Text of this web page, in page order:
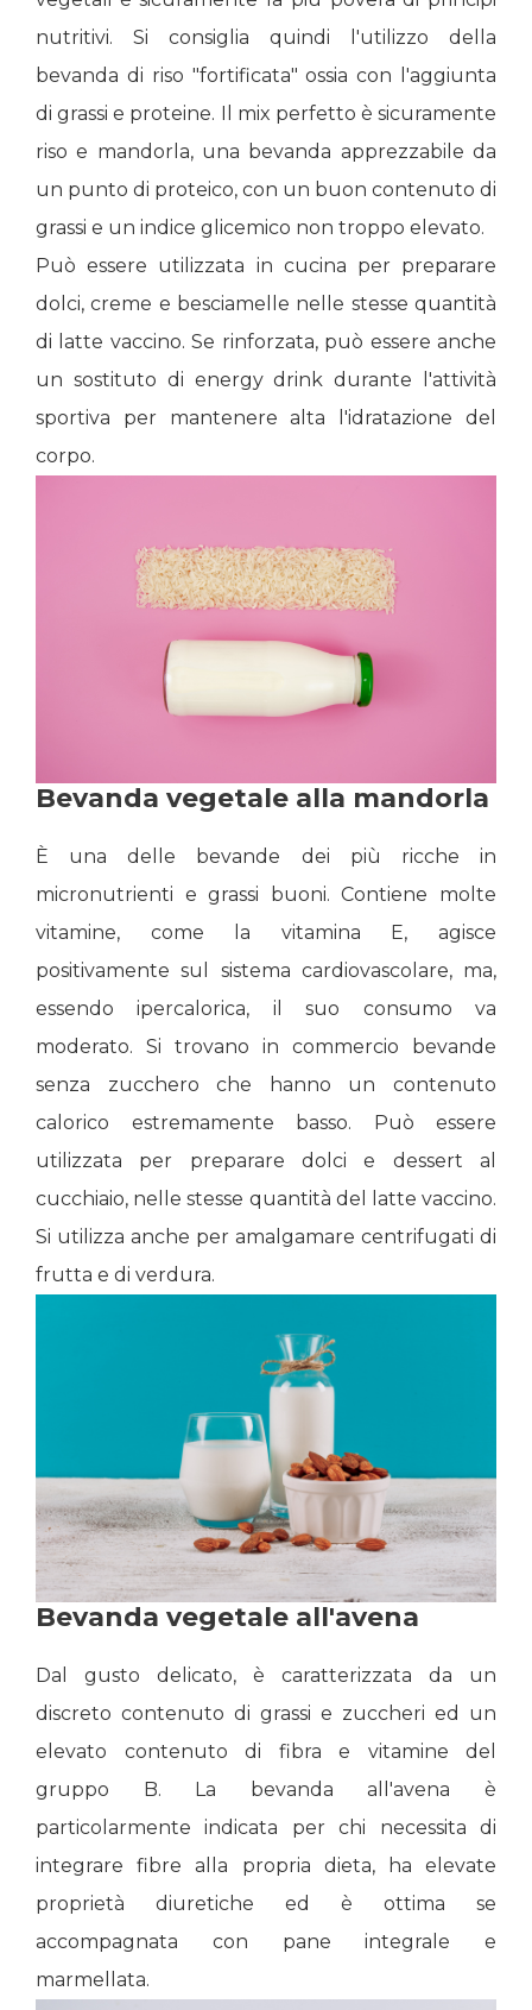
nutritivi. Si consiglia quindi l'utilizzo della
bevanda di riso "fortificata" ossia con l'aggiunta
di grassi e proteine. Il mix perfetto è sicuramente
riso e mandorla, una bevanda apprezzabile da
un punto di proteico, con un buon contenuto di
grassi e un indice glicemico non troppo elevato.
Può essere utilizzata in cucina per preparare
dolci, creme e besciamelle nelle stesse quantità
di latte vaccino. Se rinforzata, può essere anche
un sostituto di energy drink durante l'attività
sportiva per mantenere alta l'idratazione del
corpo.
Bevanda vegetale alla mandorla
È una delle bevande dei più ricche in
micronutrienti e grassi buoni. Contiene molte
vitamine, come la vitamina E, agisce
positivamente sul sistema cardiovascolare, ma,
essendo ipercalorica, il suo consumo va
moderato. Si trovano in commercio bevande
senza zucchero che hanno un contenuto
calorico estremamente basso. Può essere
utilizzata per preparare dolci e dessert al
cucchiaio, nelle stesse quantità del latte vaccino.
Si utilizza anche per amalgamare centrifugati di
frutta e di verdura.
Bevanda vegetale all'avena
Dal gusto delicato, è caratterizzata da un
discreto contenuto di grassi e zuccheri ed un
elevato contenuto di fibra e vitamine del
gruppo B. La bevanda all'avena è
particolarmente indicata per chi necessita di
integrare fibre alla propria dieta, ha elevate
proprietà diuretiche ed è ottima se
accompagnata con pane integrale e
marmellata.